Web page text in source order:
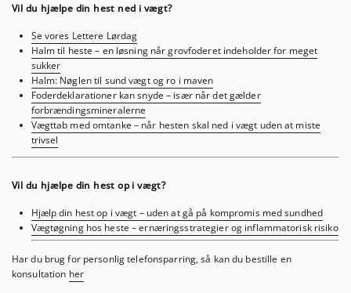
Vil du hjælpe din hest ned i vægt?
Se vores Lettere Lørdag
Halm til heste – en løsning når grovfoderet indeholder for meget
sukker
Halm: Nøglen til sund vægt og ro i maven
Foderdeklarationer kan snyde – især når det gælder
forbrændingsmineralerne
Vægttab med omtanke – når hesten skal ned i vægt uden at miste
trivsel
Vil du hjælpe din hest op i vægt?
Hjælp din hest op i vægt – uden at gå på kompromis med sundhed
Vægtøgning hos heste – ernæringsstrategier og inflammatorisk risiko
Har du brug for personlig telefonsparring, så kan du bestille en
konsultation her